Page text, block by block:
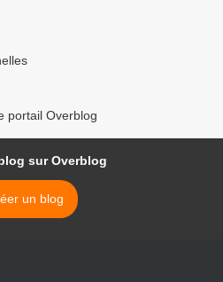
portail Overblog
sur Overblog
un blog